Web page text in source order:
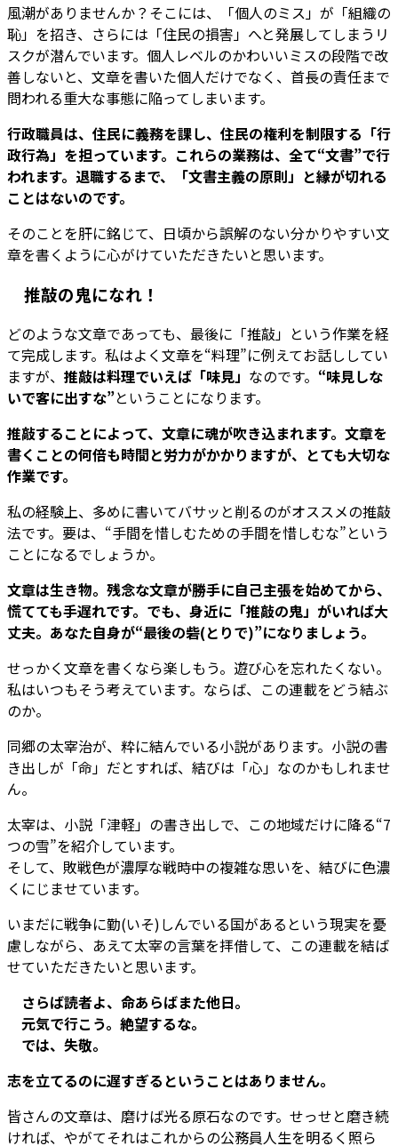
風潮がありませんか？そこには、「個人のミス」が「組織の
恥」を招き、さらには「住民の損害」へと発展してしまうリ
スクが潜んでいます。個人レベルのかわいいミスの段階で改
善しないと、文章を書いた個人だけでなく、首長の責任まで
問われる重大な事態に陥ってしまいます。
行政職員は、住民に義務を課し、住民の権利を制限する「行
政行為」を担っています。これらの業務は、全て“文書”で行
われます。退職するまで、「文書主義の原則」と縁が切れる
ことはないのです。
そのことを肝に銘じて、日頃から誤解のない分かりやすい文
章を書くように心がけていただきたいと思います。
推敲の鬼になれ！
どのような文章であっても、最後に「推敲」という作業を経
て完成します。私はよく文章を“料理”に例えてお話ししてい
ますが、 推敲は料理でいえば「味見」 なのです。 “味見しな
いで客に出すな”ということになります。
推敲することによって、文章に魂が吹き込まれます。文章を
書くことの何倍も時間と労力がかかりますが、とても大切な
作業です。
私の経験上、多めに書いてバサッと削るのがオススメの推敲
法です。要は、“手間を惜しむための手間を惜しむな”という
ことになるでしょうか。
文章は生き物。残念な文章が勝手に自己主張を始めてから、
慌てても手遅れです。でも、身近に「推敲の鬼」がいれば大
丈夫。あなた自身が“最後の砦(とりで)”になりましょう。
せっかく文章を書くなら楽しもう。遊び心を忘れたくない。
私はいつもそう考えています。ならば、この連載をどう結ぶ
のか。
同郷の太宰治が、粋に結んでいる小説があります。小説の書
き出しが「命」だとすれば、結びは「心」なのかもしれませ
ん。
太宰は、小説「津軽」の書き出しで、この地域だけに降る“7
つの雪”を紹介しています。
そして、敗戦色が濃厚な戦時中の複雑な思いを、結びに色濃
くにじませています。
いまだに戦争に勤(いそ)しんでいる国があるという現実を憂
慮しながら、あえて太宰の言葉を拝借して、この連載を結ば
せていただきたいと思います。
さらば読者よ、命あらばまた他日。
元気で行こう。絶望するな。
では、失敬。
志を立てるのに遅すぎるということはありません。
皆さんの文章は、磨けば光る原石なのです。せっせと磨き続
ければ、やがてそれはこれからの公務員人生を明るく照ら